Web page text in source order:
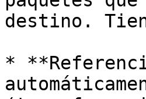
destino.
*